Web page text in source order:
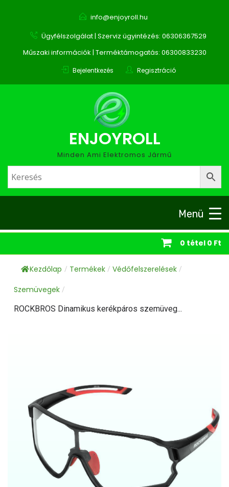
info@enjoyroll.hu
Ügyfélszolgálat | Szerviz ügyintézés: 06306367529
Műszaki információk | Terméktámogatás: 06300833230
Bejelentkezés Regisztráció
ENJOYROLL
Minden Ami Elektromos Jármű
Menü
0 tétel 0 Ft
Kezdőlap / Termékek / Védőfelszerelések /
Szemüvegek /
ROCKBROS Dinamikus kerékpáros szemüveg...